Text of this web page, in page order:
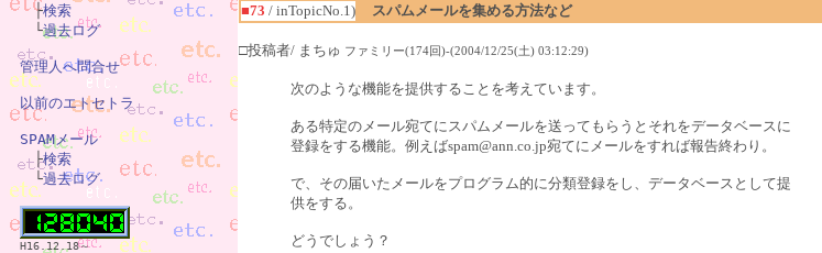
■73 / inTopicNo.1)
スパムメールを集める方法など
□投稿者/ まちゅ ファミリー(174回)-(2004/12/25(土) 03:12:29)
次のような機能を提供することを考えています。
ある特定のメール宛てにスパムメールを送ってもらうとそれをデータベースに
登録をする機能。例えばspam@ann.co.jp宛てにメールをすれば報告終わり。
で、その届いたメールをプログラム的に分類登録をし、データベースとして提
供をする。
どうでしょう？
├検索
└過去ログ
管理人へ問合せ
以前のエトセトラ
SPAMメール
├検索
└過去ログ
H16.12.18～